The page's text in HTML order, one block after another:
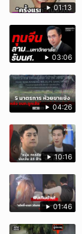
01:13
03:06
04:26
10:16
01:46